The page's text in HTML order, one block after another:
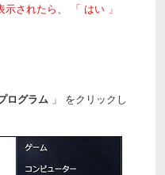
されたら、 「 はい 」
ログラム 」 をクリックし